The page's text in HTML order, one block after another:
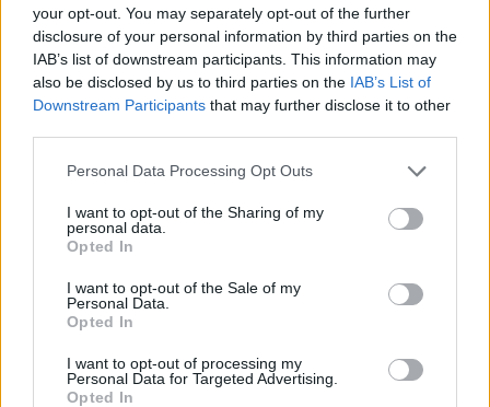
your opt-out. You may separately opt-out of the further
disclosure of your personal information by third parties on the
IAB’s list of downstream participants. This information may
also be disclosed by us to third parties on the IAB’s List of
Downstream Participants that may further disclose it to other
Personal Data Processing Opt Outs
I want to opt-out of the Sharing of my
personal data.
Opted In
I want to opt-out of the Sale of my
Personal Data.
Opted In
I want to opt-out of processing my
Personal Data for Targeted Advertising.
Opted In
kellene.
Kapcsolódó cikkünk2012.05.08Távozik Kovács Zsolt az
ING élérőlA témával részletesebben is foglalkozik a
Portfolio.hu 2012. október 30-án megrendezésre kerülő
Öngondoskodás 2012 konferenciája. A bankok, biztosítók,
alapkezelők és pénztárak részvételével zajló konferencián
folyamatait tekintjük át. Portfolio.hu:...
KEDVES OLVASÓNK!
A keresett cikk a portfolio.hu hírarchívumához
tartozik, melynek olvasása előfizetéses
regisztrációhoz kötött.